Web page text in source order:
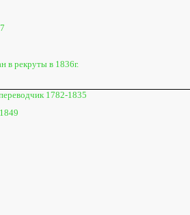
в рекруты в 1836г.
1782-1835